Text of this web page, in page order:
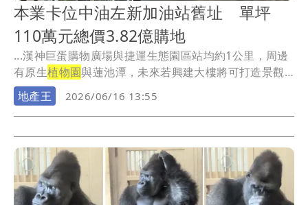
本業卡位中油左新加油站舊址 單坪
110萬元總價3.82億購地
...漢神巨蛋購物廣場與捷運生態園區站均約1公里，周邊
有原生植物園與蓮池潭，未來若興建大樓將可打造景觀
宅。
地產王 2026/06/16 13:55